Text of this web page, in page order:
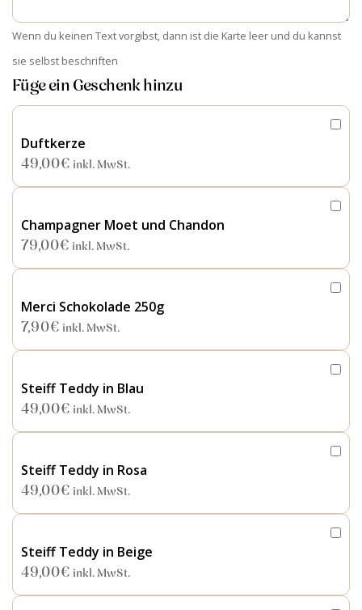
Wenn du keinen Text vorgibst, dann ist die Karte leer und du kannst
sie selbst beschriften
Füge ein Geschenk hinzu
Duftkerze
49,00€ inkl. MwSt.
Champagner Moet und Chandon
79,00€ inkl. MwSt.
Merci Schokolade 250g
7,90€ inkl. MwSt.
Steiff Teddy in Blau
49,00€ inkl. MwSt.
Steiff Teddy in Rosa
49,00€ inkl. MwSt.
Steiff Teddy in Beige
49,00€ inkl. MwSt.